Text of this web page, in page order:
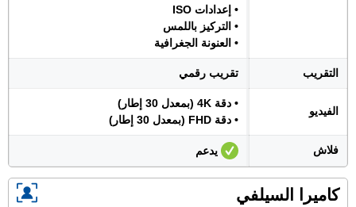
• إعدادات ISO
• التركيز باللمس
• العنونة الجغرافية
التقريب تقريب رقمي
الفيديو
• دقة 4K (بمعدل 30 إطار)
• دقة FHD (بمعدل 30 إطار)
فلاش يدعم
كاميرا السيلفي